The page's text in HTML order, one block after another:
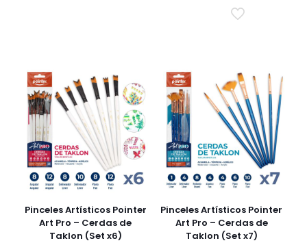
Pinceles Artísticos Pointer
Art Pro – Cerdas de
Taklon (Set x6)
Pinceles Artísticos Pointer
Art Pro – Cerdas de
Taklon (Set x7)